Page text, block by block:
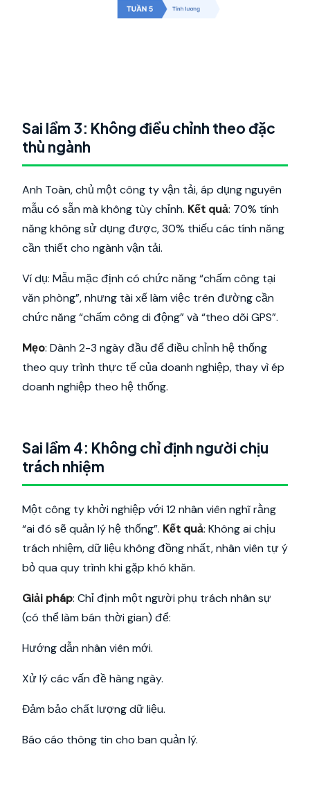
Sai lầm 3: Không điều chỉnh theo đặc
thù ngành
Anh Toàn, chủ một công ty vận tải, áp dụng nguyên
mẫu có sẵn mà không tùy chỉnh. Kết quả: 70% tính
năng không sử dụng được, 30% thiếu các tính năng
cần thiết cho ngành vận tải.
Ví dụ: Mẫu mặc định có chức năng “chấm công tại
văn phòng”, nhưng tài xế làm việc trên đường cần
chức năng “chấm công di động” và “theo dõi GPS”.
Mẹo: Dành 2-3 ngày đầu để điều chỉnh hệ thống
theo quy trình thực tế của doanh nghiệp, thay vì ép
doanh nghiệp theo hệ thống.
Sai lầm 4: Không chỉ định người chịu
trách nhiệm
Một công ty khởi nghiệp với 12 nhân viên nghĩ rằng
“ai đó sẽ quản lý hệ thống”. Kết quả: Không ai chịu
trách nhiệm, dữ liệu không đồng nhất, nhân viên tự ý
bỏ qua quy trình khi gặp khó khăn.
Giải pháp: Chỉ định một người phụ trách nhân sự
(có thể làm bán thời gian) để:
Hướng dẫn nhân viên mới.
Xử lý các vấn đề hàng ngày.
Đảm bảo chất lượng dữ liệu.
Báo cáo thông tin cho ban quản lý.